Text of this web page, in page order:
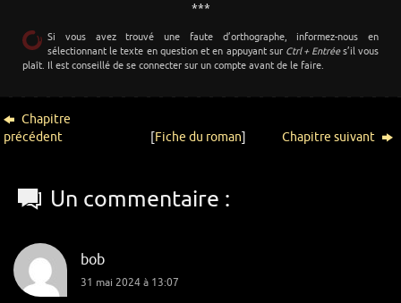
***
Si vous avez trouvé une faute d’orthographe, informez-nous en
sélectionnant le texte en question et en appuyant sur Ctrl + Entrées’il vous
plaît. Il est conseillé de se connecter sur un compte avant de le faire.
Chapitre
précédent
[Fiche du roman] Chapitre suivant
Un commentaire :
bob
31 mai 2024 à 13:07